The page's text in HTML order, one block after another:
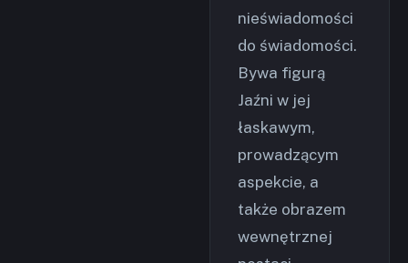
nieświadomości
do świadomości.
Bywa figurą
Jaźni w jej
łaskawym,
prowadzącym
aspekcie, a
także obrazem
wewnętrznej